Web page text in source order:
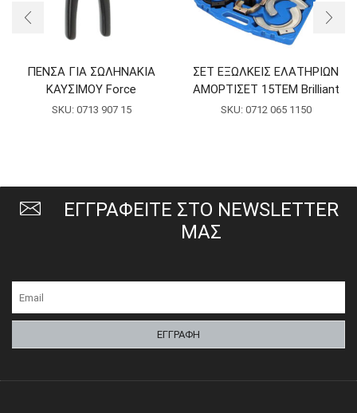
ΠΕΝΣΑ ΓΙΑ ΣΩΛΗΝΑΚΙΑ
ΚΑΥΣΙΜΟΥ Force
SKU: 0713 907 15
ΣΕΤ ΕΞΩΛΚΕΙΣ ΕΛΑΤΗΡΙΩΝ
ΑΜΟΡΤΙΣΕΤ 15ΤΕΜ Brilliant
SKU: 0712 065 1150
ΕΓΓΡΑΦΕΙΤΕ ΣΤΟ NEWSLETTER
ΜΑΣ